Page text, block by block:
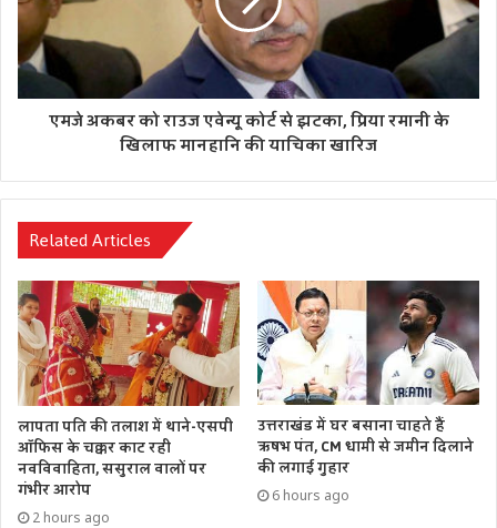
एमजे अकबर को राउज एवेन्यू कोर्ट से झटका, प्रिया रमानी के
खिलाफ मानहानि की याचिका खारिज
Related Articles
लापता पति की तलाश में थाने-एसपी
ऑफिस के चक्कर काट रही
नवविवाहिता, ससुराल वालों पर
गंभीर आरोप
2 hours ago
उत्तराखंड में घर बसाना चाहते हैं
ऋषभ पंत, CM धामी से जमीन दिलाने
की लगाई गुहार
6 hours ago